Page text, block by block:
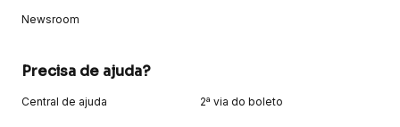
Newsroom
Precisa de ajuda?
Central de ajuda 2ª via do boleto